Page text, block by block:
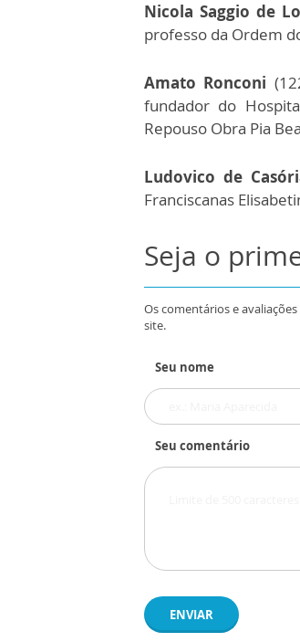
Nicola Saggio de
professo da Ordem
Amato Ronconi
fundador do
Repouso Obra Pia
Ludovico de
Franciscanas
Seja o
Os comentários e
site.
Seu nome
Seu comentário
ENVIAR